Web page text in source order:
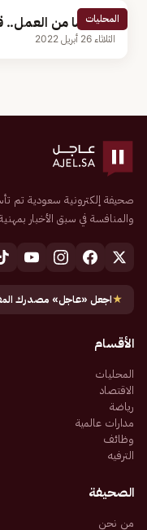
المحليات
40 عاما من العمل.. قصة أشهر محل سوبيا في جدة
الثلاثاء 26 أبريل 2022
والمنافسة في سبق الأخبار
★اجعل «عاجل» مصدرك
الأقسام
المحليات
الاقتصاد
رياضة
مدارات عالمية
وظائف
الترفيه
الصحيفة
من نحن